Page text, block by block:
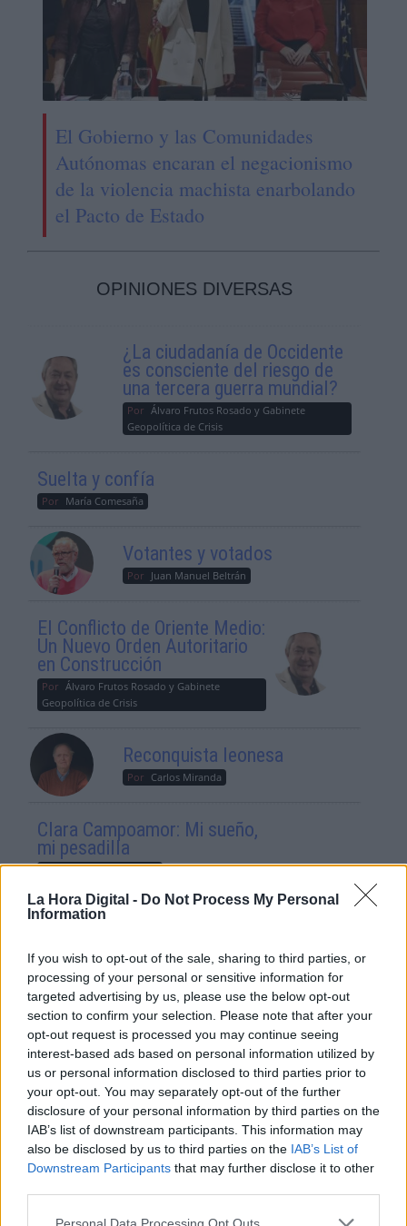
La Hora Digital - Do Not Process My Personal
Information
If you wish to opt-out of the sale, sharing to third parties, or
processing of your personal or sensitive information for
targeted advertising by us, please use the below opt-out
section to confirm your selection. Please note that after your
opt-out request is processed you may continue seeing
interest-based ads based on personal information utilized by
us or personal information disclosed to third parties prior to
your opt-out. You may separately opt-out of the further
disclosure of your personal information by third parties on the
IAB’s list of downstream participants. This information may
also be disclosed by us to third parties on the IAB’s List of
Downstream Participants that may further disclose it to other
Personal Data Processing Opt Outs
El Gobierno y las Comunidades
Autónomas encaran el negacionismo
de la violencia machista enarbolando
el Pacto de Estado
OPINIONES DIVERSAS
¿La ciudadanía de Occidente
es consciente del riesgo de
una tercera guerra mundial?
Por Álvaro Frutos Rosado y Gabinete
Geopolítica de Crisis
Suelta y confía
Por María Comesaña
Votantes y votados
Por Juan Manuel Beltrán
El Conflicto de Oriente Medio:
Un Nuevo Orden Autoritario
en Construcción
Por Álvaro Frutos Rosado y Gabinete
Geopolítica de Crisis
Reconquista leonesa
Por Carlos Miranda
Clara Campoamor: Mi sueño,
mi pesadilla
Por María Pérez Herrero
NOTICIAS MAS VISTAS
LABERINTO ESPAÑOL SALUD,CONSUMO, BIENESTAR
El 45% de los españoles ya ha
recibido una dosis de la vacuna
contra la COVID-19